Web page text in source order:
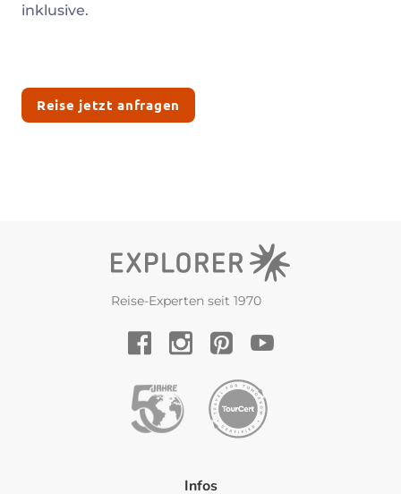
inklusive.
Reise jetzt anfragen
Reise-Experten seit 1970
Infos